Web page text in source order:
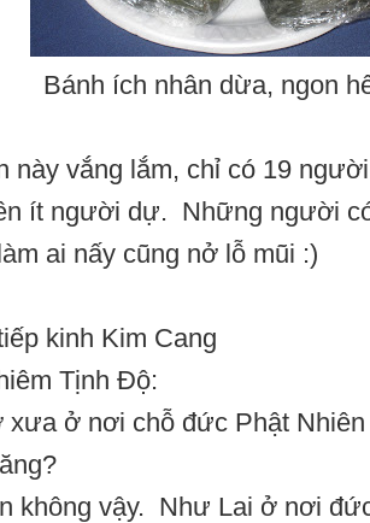
Bánh ích nhân dừa, ngon
này vắng lắm, chỉ có 19
ít người dự. Những người
ai nấy cũng nở lỗ mũi :)
kinh Kim Cang
Tịnh Độ:
xưa ở nơi chỗ đức Phật
không vậy. Như Lai ở nơi